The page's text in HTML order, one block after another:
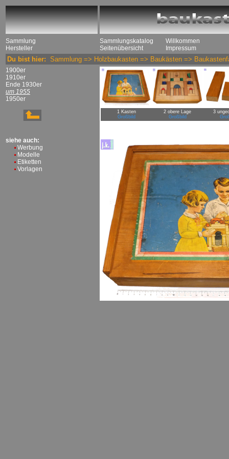
Sammlung
Hersteller
Sammlungskatalog
Seitenübersicht
Willkommen
Impressum
Du bist hier: Sammlung => Holzbaukasten => Baukästen =>
1900er
1910er
Ende 1930er
um 1955
1950er
siehe auch:
Werbung
Modelle
Etiketten
Vorlagen
1 Kasten
Großbild
2 obere Lage
Großbild
3